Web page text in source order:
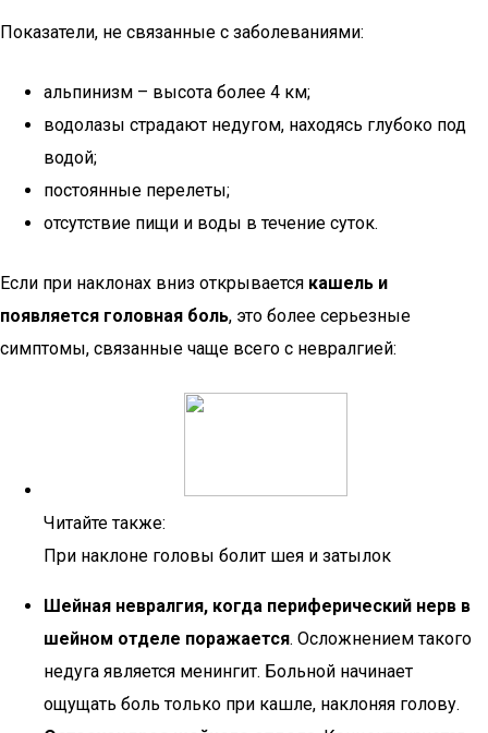
Показатели, не связанные с заболеваниями:
альпинизм – высота более 4 км;
водолазы страдают недугом, находясь глубоко под
водой;
постоянные перелеты;
отсутствие пищи и воды в течение суток.
Если при наклонах вниз открывается кашель и
появляется головная боль, это более серьезные
симптомы, связанные чаще всего с невралгией:
Читайте также:
При наклоне головы болит шея и затылок
Шейная невралгия, когда периферический нерв в
шейном отделе поражается. Осложнением такого
недуга является менингит. Больной начинает
ощущать боль только при кашле, наклоняя голову.